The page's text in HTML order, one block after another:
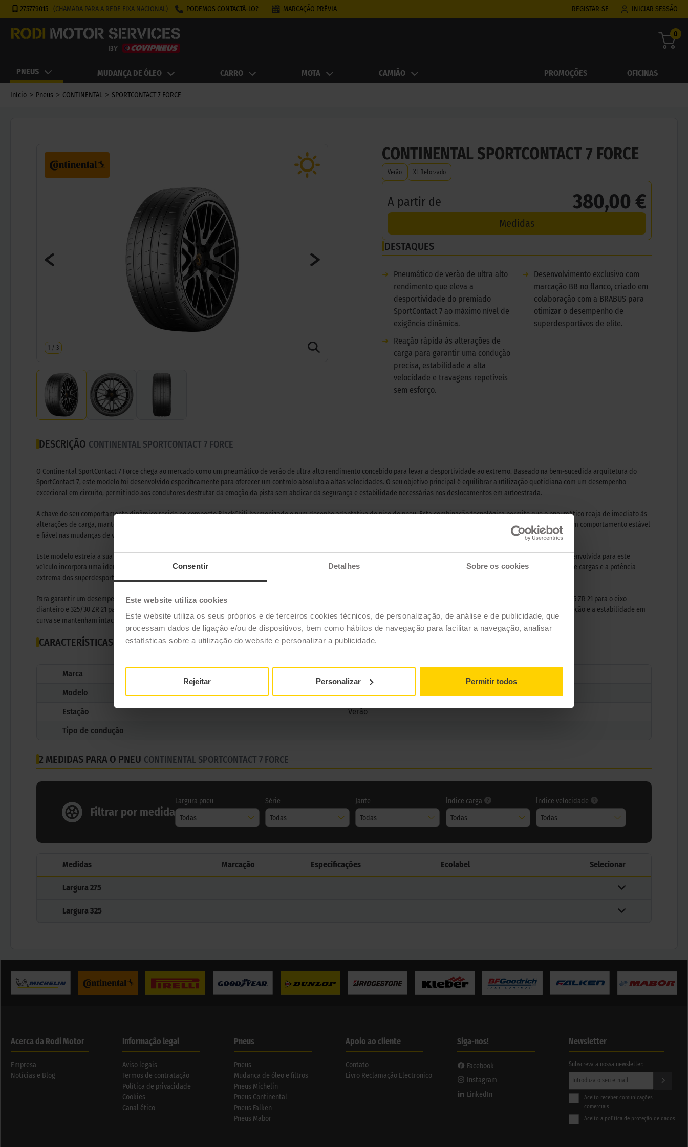
Consentir Detalhes Sobre os cookies
Este website utiliza cookies
Este website utiliza os seus próprios e de terceiros cookies técnicos, de personalização, de análise e de publicidade, que
processam dados de ligação e/ou de dispositivos, bem como hábitos de navegação para facilitar a navegação, analisar
estatísticas sobre a utilização do website e personalizar a publicidade.
Rejeitar Personalizar Permitir todos
275779015 (CHAMADA PARA A REDE FIXA NACIONAL) PODEMOS CONTACTÁ-LO? MARCAÇÃO PRÉVIA REGISTAR-SE INICIAR SESSÃO
0
PNEUS MUDANÇA DE ÓLEO CARRO MOTA CAMIÃO PROMOÇÕES OFICINAS
Início > Pneus > CONTINENTAL > SPORTCONTACT 7 FORCE
1 / 3
CONTINENTAL SPORTCONTACT 7 FORCE
Verão XL Reforzado
A partir de 380,00 €
Medidas
DESTAQUES
➜
Pneumático de verão de ultra alto
rendimento que eleva a
desportividade do premiado
SportContact 7 ao máximo nível de
exigência dinâmica.
➜
Desenvolvimento exclusivo com
marcação BB no flanco, criado em
colaboração com a BRABUS para
otimizar o desempenho de
superdesportivos de elite.
➜
Reação rápida às alterações de
carga para garantir uma condução
precisa, estabilidade a alta
velocidade e travagens repetíveis
sem esforço.
DESCRIÇÃO CONTINENTAL SPORTCONTACT 7 FORCE
O Continental SportContact 7 Force chega ao mercado como um pneumático de verão de ultra alto rendimento concebido para levar a desportividade ao extremo. Baseado na bem-sucedida arquitetura do
SportContact 7, este modelo foi desenvolvido especificamente para oferecer um controlo absoluto a altas velocidades. O seu objetivo principal é equilibrar a utilização quotidiana com um desempenho
excecional em circuito, permitindo aos condutores desfrutar da emoção da pista sem abdicar da segurança e estabilidade necessárias nos deslocamentos em autoestrada.
A chave do seu comportamento dinâmico reside no composto BlackChili harmonizado e num desenho adaptativo do piso do pneu. Esta combinação tecnológica permite que o pneumático reaja de imediato às
alterações de carga, mantendo uma resposta precisa e previsível. Graças a esta engenharia, obtém-se uma aderência repetível durante acelerações e travagens sucessivas, além de um comportamento estável
e fiável nas mudanças de via, o que se traduz numa transmissão da potência para o asfalto muito mais eficiente e segura.
Este modelo estreia a sua tecnologia no exclusivo superdesportivo Brabus BODO, fruto de uma colaboração técnica de mais de vinte e cinco anos entre ambas as marcas. A versão desenvolvida para este
veículo incorpora uma identificação específica com as letras BB no flanco, o que certifica o seu fabrico à medida. Esta configuração especial foi calibrada para suportar a distribuição de cargas e a potência
extrema dos superdesportivos, garantindo que cada componente do veículo funcione em perfeita harmonia para oferecer um carácter único.
Para garantir um desempenho ótimo nos eixos dianteiro e traseiro, o SportContact 7 Force é oferecido em configurações específicas de grande formato. Destacam-se as medidas 275/35 ZR 21 para o eixo
dianteiro e 325/30 ZR 21 para o traseiro, ambas com reforço XL e marcação FR para proteger a jante. Esta arquitetura assimétrica e de altas prestações assegura que a precisão da direção e a estabilidade em
curva se mantenham intactas, consolidando este pneumático como a escolha definitiva para os amantes de uma condução mais radical.
CARACTERÍSTICAS TÉCNICAS
Marca
Modelo
SPORTCONTACT 7 FORCE
Estação
Verão
Tipo de condução
2 MEDIDAS PARA O PNEU CONTINENTAL SPORTCONTACT 7 FORCE
Filtrar por medida
Largura pneu
Todas
Série
Todas
Jante
Todas
Índice carga
Todas
Índice velocidade
Todas
Medidas Marcação Especificações Ecolabel Selecionar
Largura 275
Largura 325
Acerca da Rodi Motor
Empresa
Notícias e Blog
Informação legal
Aviso legais
Termos de contratação
Política de privacidade
Cookies
Canal ético
Pneus
Pneus
Mudança de óleo e filtros
Pneus Michelin
Pneus Continental
Pneus Falken
Pneus Mabor
Apoio ao cliente
Contato
Livro Reclamação Electronico
Siga-nos!
Facebook
Instagram
LinkedIn
Newsletter
Subscreva a nossa newsletter:
Aceito receber comunicações
comerciais
Aceito a política de proteção de dados